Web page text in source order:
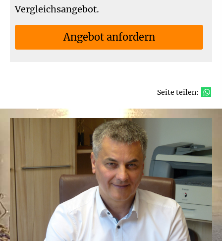
Vergleichsangebot.
An­ge­bot an­for­dern
Seite teilen: